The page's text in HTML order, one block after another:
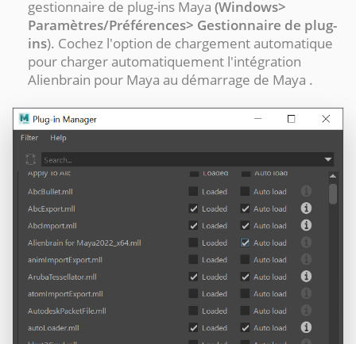
gestionnaire de plug-ins Maya (Windows>
Paramètres/Préférences> Gestionnaire de plug-
ins). Cochez l'option de chargement automatique
pour charger automatiquement l'intégration
Alienbrain pour Maya au démarrage de Maya .